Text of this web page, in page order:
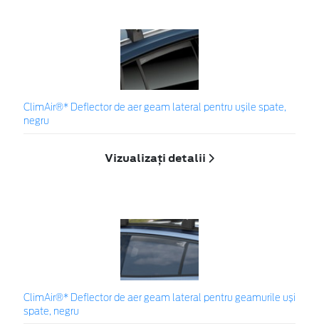
ClimAir®* Deflector de aer geam lateral pentru ușile spate,
negru
Vizualizați detalii
ClimAir®* Deflector de aer geam lateral pentru geamurile uși
spate, negru